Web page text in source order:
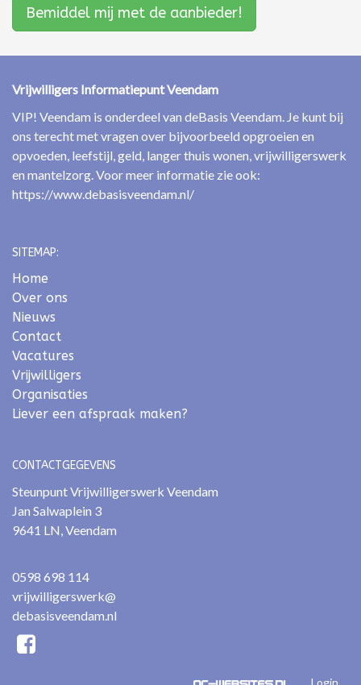
Bemiddel mij met de aanbieder!
Vrijwilligers Informatiepunt Veendam
VIP! Veendam is onderdeel van deBasis Veendam. Je kunt bij
ons terecht met vragen over bijvoorbeeld opgroeien en
opvoeden, leefstijl, geld, langer thuis wonen, vrijwilligerswerk
en mantelzorg. Voor meer informatie zie ook:
https://www.debasisveendam.nl/
SITEMAP:
Home
Over ons
Nieuws
Contact
Vacatures
Vrijwilligers
Organisaties
Liever een afspraak maken?
CONTACTGEGEVENS
Steunpunt Vrijwilligerswerk Veendam
Jan Salwaplein 3
9641 LN, Veendam
0598 698 114
vrijwilligerswerk@
debasisveendam.nl